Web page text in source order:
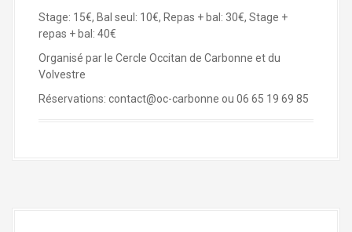
Stage: 15€, Bal seul: 10€, Repas + bal: 30€, Stage +
repas + bal: 40€
Organisé par le Cercle Occitan de Carbonne et du
Volvestre
Réservations: contact@oc-carbonne ou 06 65 19 69 85